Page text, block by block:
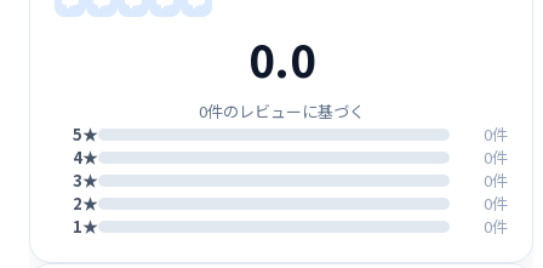
0.0
0件のレビューに基づく
5★
0件
4★
0件
3★
0件
2★
0件
1★
0件